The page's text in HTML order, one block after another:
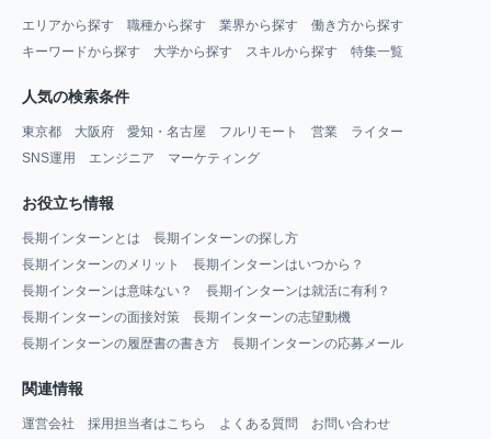
エリアから探す 職種から探す 業界から探す
働き方から探す
キーワードから探す
大学から探す スキルから探す 特集一覧
人気の検索条件
東京都 大阪府 愛知・名古屋 フルリモート 営業
ライター
SNS運用
エンジニア マーケティング
お役立ち情報
長期インターンとは
長期インターンの探し方
長期インターンのメリット
長期インターンはいつから？
長期インターンは意味ない？
長期インターンは就活に有利？
長期インターンの面接対策
長期インターンの志望動機
長期インターンの履歴書の書き方
長期インターンの応募メール
関連情報
運営会社 採用担当者はこちら よくある質問 お問い合わせ